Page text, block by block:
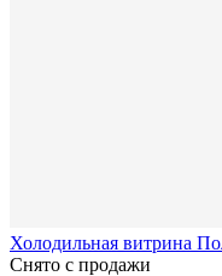
Холодильная витрина
Снято с продажи